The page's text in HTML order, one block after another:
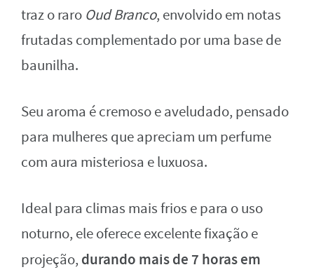
traz o raro Oud Branco, envolvido em notas
frutadas complementado por uma base de
baunilha.
Seu aroma é cremoso e aveludado, pensado
para mulheres que apreciam um perfume
com aura misteriosa e luxuosa.
Ideal para climas mais frios e para o uso
noturno, ele oferece excelente fixação e
projeção, durando mais de 7 horas em